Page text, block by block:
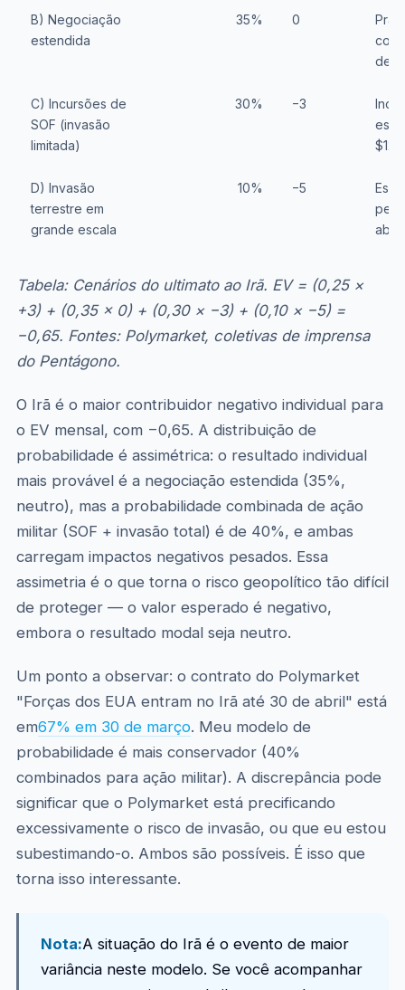
B) Negociação
estendida
35% 0
C) Incursões de
SOF (invasão
limitada)
30% −3
D) Invasão
terrestre em
grande escala
10% −5
Tabela: Cenários do ultimato ao Irã. EV = (0,25 ×
+3) + (0,35 × 0) + (0,30 × −3) + (0,10 × −5) =
−0,65. Fontes: Polymarket, coletivas de imprensa
do Pentágono.
O Irã é o maior contribuidor negativo individual para
o EV mensal, com −0,65. A distribuição de
probabilidade é assimétrica: o resultado individual
mais provável é a negociação estendida (35%,
neutro), mas a probabilidade combinada de ação
militar (SOF + invasão total) é de 40%, e ambas
carregam impactos negativos pesados. Essa
assimetria é o que torna o risco geopolítico tão difícil
de proteger — o valor esperado é negativo,
embora o resultado modal seja neutro.
Um ponto a observar: o contrato do Polymarket
"Forças dos EUA entram no Irã até 30 de abril" está
em67% em 30 de março. Meu modelo de
probabilidade é mais conservador (40%
combinados para ação militar). A discrepância pode
significar que o Polymarket está precificando
excessivamente o risco de invasão, ou que eu estou
subestimando-o. Ambos são possíveis. É isso que
torna isso interessante.
Nota:A situação do Irã é o evento de maior
variância neste modelo. Se você acompanhar